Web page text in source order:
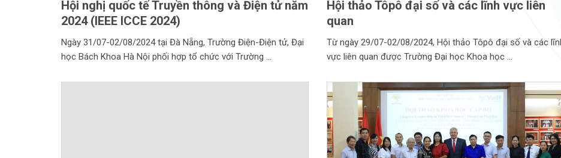
Hội nghị quốc tế Truyền thông và Điện tử năm
2024 (IEEE ICCE 2024)
Ngày 31/07-02/08/2024 tại Đà Nẵng, Trường Điện-Điện tử, Đại
học Bách Khoa Hà Nội phối hợp tổ chức với Trường
Hội thảo Tôpô đại số và các lĩnh vực liên
quan
Từ ngày 29/07-02/08/2024, Hội thảo Tôpô đại số và các
vực liên quan được Trường Đại học Khoa học